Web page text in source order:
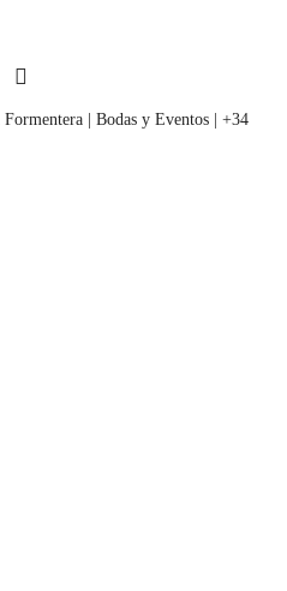
| Bodas y Eventos | +34